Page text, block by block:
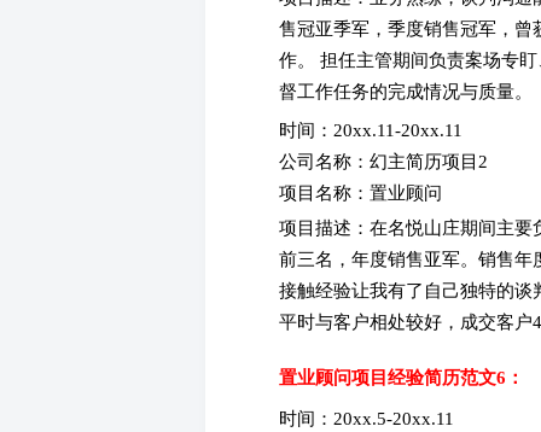
售冠亚季军，季度销售冠军，
作。 担任主管期间负责案场专
督工作任务的完成情况与质量。
时间：20xx.11-20xx.11
公司名称：幻主简历项目2
项目名称：置业顾问
项目描述：在名悦山庄期间主
前三名，年度销售亚军。销售
接触经验让我有了自己独特的谈
平时与客户相处较好，成交客户
置业顾问项目经验简历范文6：
时间：20xx.5-20xx.11